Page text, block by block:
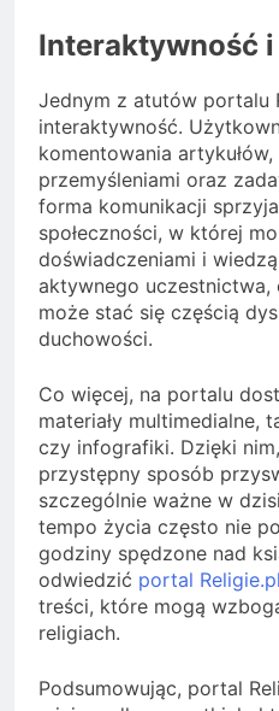
Interaktywność i
Jednym z atutów portalu
interaktywność.
komentowania
przemyśleniami oraz
forma komunikacji
społeczności, w której
doświadczeniami i
aktywnego uczestnictwa,
może stać się częścią
duchowości.
Co więcej, na portalu
materiały multimedialne,
czy infografiki. Dzięki
przystępny sposób
szczególnie ważne w
tempo życia często nie
godziny spędzone nad
odwiedzić portal Religie.pl
treści, które mogą
religiach.
Podsumowując, portal